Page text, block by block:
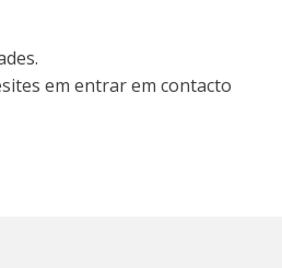
em entrar em contacto